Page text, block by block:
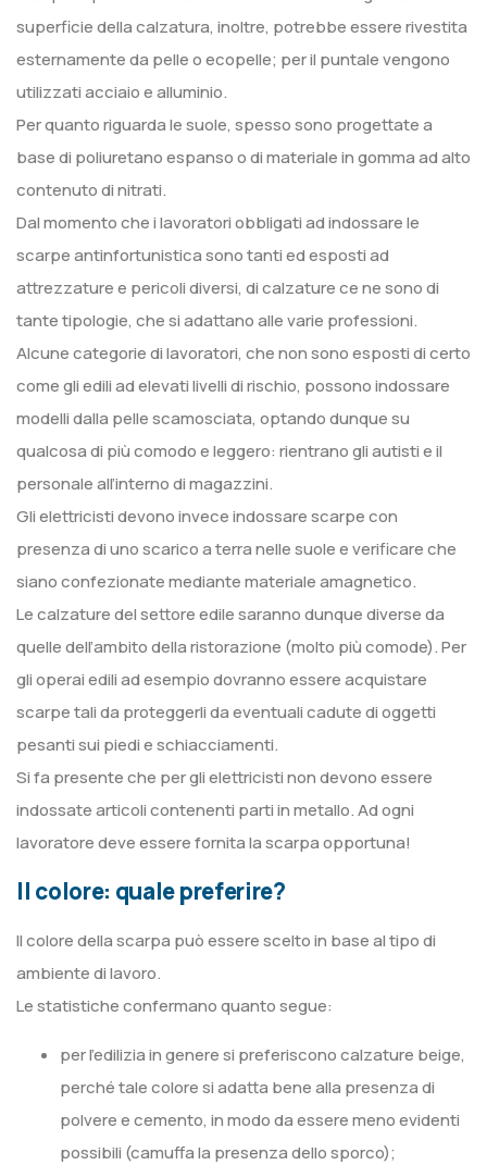
superficie della calzatura, inoltre, potrebbe essere rivestita
esternamente da pelle o ecopelle; per il puntale vengono
utilizzati acciaio e alluminio.
Per quanto riguarda le suole, spesso sono progettate a
base di poliuretano espanso o di materiale in gomma ad alto
contenuto di nitrati.
Dal momento che i lavoratori obbligati ad indossare le
scarpe antinfortunistica sono tanti ed esposti ad
attrezzature e pericoli diversi, di calzature ce ne sono di
tante tipologie, che si adattano alle varie professioni.
Alcune categorie di lavoratori, che non sono esposti di certo
come gli edili ad elevati livelli di rischio, possono indossare
modelli dalla pelle scamosciata, optando dunque su
qualcosa di più comodo e leggero: rientrano gli autisti e il
personale all’interno di magazzini.
Gli elettricisti devono invece indossare scarpe con
presenza di uno scarico a terra nelle suole e verificare che
siano confezionate mediante materiale amagnetico.
Le calzature del settore edile saranno dunque diverse da
quelle dell’ambito della ristorazione (molto più comode). Per
gli operai edili ad esempio dovranno essere acquistare
scarpe tali da proteggerli da eventuali cadute di oggetti
pesanti sui piedi e schiacciamenti.
Si fa presente che per gli elettricisti non devono essere
indossate articoli contenenti parti in metallo. Ad ogni
lavoratore deve essere fornita la scarpa opportuna!
Il colore: quale preferire?
Il colore della scarpa può essere scelto in base al tipo di
ambiente di lavoro.
Le statistiche confermano quanto segue:
per l’edilizia in genere si preferiscono calzature beige,
perché tale colore si adatta bene alla presenza di
polvere e cemento, in modo da essere meno evidenti
possibili (camuffa la presenza dello sporco);